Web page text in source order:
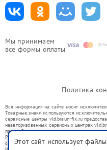
Мы принимаем
все формы оплаты
Политика
Вся информация на сайте носит
Товарные знаки используются
сервисные центры vld.braun-fix.ru
неавторизованных сервисных центрах
правообладателями товарных знаков или
Ремонт осуществляется для устройств, уже
со статьей 1487 ГК РФ.
Этот сайт использует